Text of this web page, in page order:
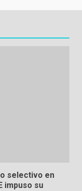
selectivo en
impuso su